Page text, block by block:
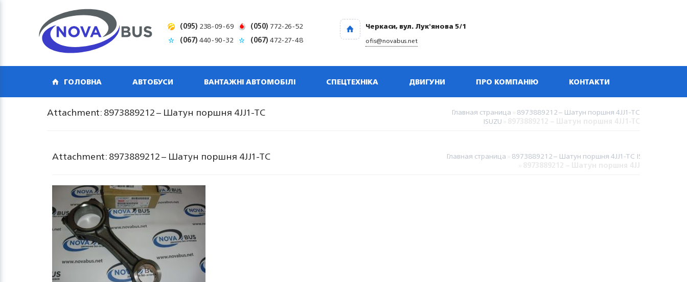
(095) 238-09-69 (050) 772-26-52
(067)440-90-32 (067)472-27-48
Черкаси, вул. Лук'янова 5/1
ofis@novabus.net
ГОЛОВНА АВТОБУСИ ВАНТАЖНІ АВТОМОБІЛІ СПЕЦТЕХНІКА ДВИГУНИ ПРО КОМПАНІЮ КОНТАКТИ
Attachment: 8973889212 – Шатун поршня 4JJ1-TC Главная страница 8973889212 – Шатун поршня 4JJ1-TC
ISUZU
Attachment: 8973889212 – Шатун поршня 4JJ1-TC Главная страница 8973889212 – Шатун поршня 4JJ1-TC ISUZU